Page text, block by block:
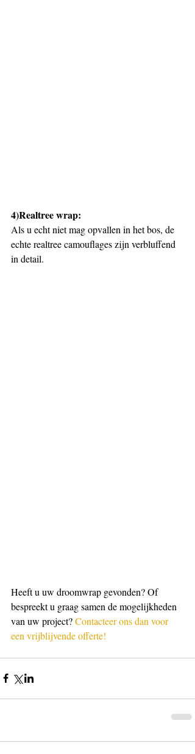
4)Realtree wrap:
Als u echt niet mag opvallen in het bos, de
echte realtree camouflages zijn verbluffend
in detail.
Heeft u uw droomwrap gevonden? Of
bespreekt u graag samen de mogelijkheden
van uw project? Contacteer ons dan voor
een vrijblijvende offerte!